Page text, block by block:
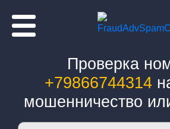
Проверка
+79866744314
мошенничество